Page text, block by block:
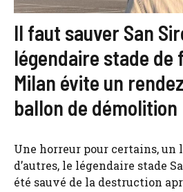
Il faut sauver San
légendaire stade de
Milan évite un
ballon de démolition
Une horreur pour certains, un
d’autres, le légendaire stade
été sauvé de la destruction